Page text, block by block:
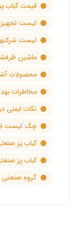
قیمت کباب
لیست
لیست
ماشین
محصولات
مخاطرات
نکات ایمنی
چک لیست
کباب پز
کباب پز
گروه صنعتی